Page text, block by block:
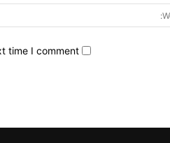
time I comment.